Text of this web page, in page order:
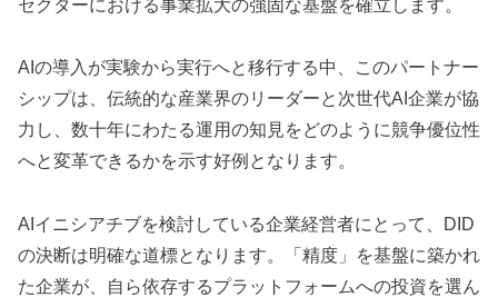
セクターにおける事業拡大の強固な基盤を確立します。
AIの導入が実験から実行へと移行する中、このパートナー
シップは、伝統的な産業界のリーダーと次世代AI企業が協
力し、数十年にわたる運用の知見をどのように競争優位性
へと変革できるかを示す好例となります。
AIイニシアチブを検討している企業経営者にとって、DID
の決断は明確な道標となります。「精度」を基盤に築かれ
た企業が、自ら依存するプラットフォームへの投資を選ん